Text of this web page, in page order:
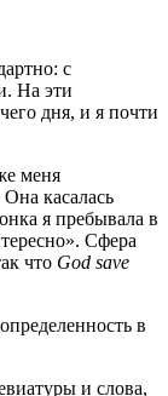
с
На эти
дня, и я почти
меня
касалась
я пребывала в
Сфера
что God save
в
и слова,